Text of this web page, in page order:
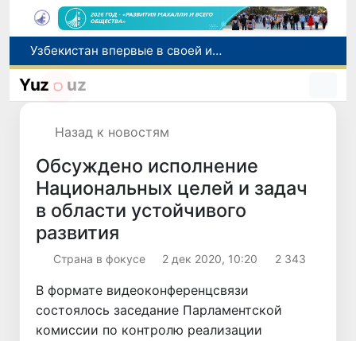
Узбекистан впервые в своей истории примет престижную Международную олимпиаду по информатике IOI 2026
Число пользователей мобильного интернета в Узбекистане за 10 лет выросло в 4,3 раза
Yuz uz
Назад к новостям
Обсуждено исполнение
Национальных целей и задач
в области устойчивого
развития
Страна в фокусе 2 дек 2020, 10:20 2 343
В формате видеоконференцсвязи
состоялось заседание Парламентской
комиссии по контролю реализации